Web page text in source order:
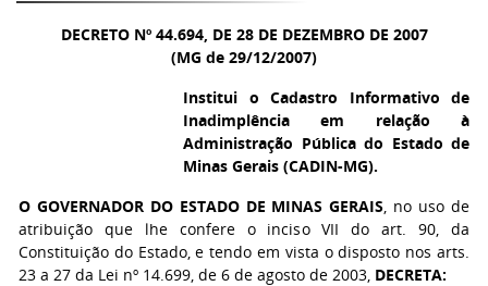
DECRETO Nº 44.694, DE 28 DE DEZEMBRO DE 2007
(MG de 29/12/2007)
Institui o Cadastro Informativo de
Inadimplência em relação à
Administração Pública do Estado de
Minas Gerais (CADIN-MG).
O GOVERNADOR DO ESTADO DE MINAS GERAIS, no uso de
atribuição que lhe confere o inciso VII do art. 90, da
Constituição do Estado, e tendo em vista o disposto nos arts.
23 a 27 da Lei nº 14.699, de 6 de agosto de 2003, DECRETA: